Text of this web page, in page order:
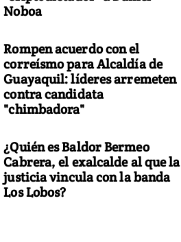
Noboa
Rompen acuerdo con el
correísmo para Alcaldía de
Guayaquil: líderes arremeten
contra candidata
"chimbadora"
¿Quién es Baldor Bermeo
Cabrera, el exalcalde al que la
justicia vincula con la banda
Los Lobos?